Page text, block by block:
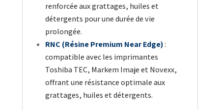
renforcée aux grattages, huiles et
détergents pour une durée de vie
prolongée.
RNC (Résine Premium Near Edge):
compatible avec les imprimantes
Toshiba TEC, Markem Imaje et Novexx,
offrant une résistance optimale aux
grattages, huiles et détergents.